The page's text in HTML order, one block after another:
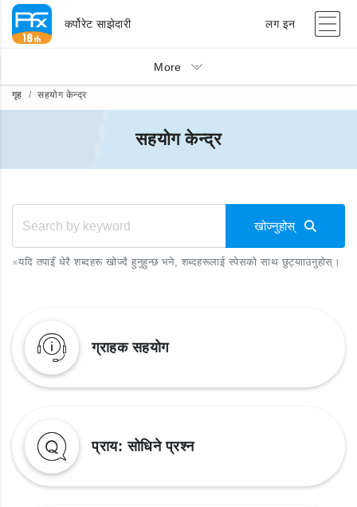
कर्पोरेट साझेदारी लग इन
More
गृह सहयोग केन्द्र
सहयोग केन्द्र
खोज्नुहोस्
※यदि तपाइँ धेरै शब्दहरू खोज्दै हुनुहुन्छ भने, शब्दहरूलाई स्पेसको साथ छुट्यााउनुहोस्।
ग्राहक सहयोग
प्राय: सोधिने प्रश्न